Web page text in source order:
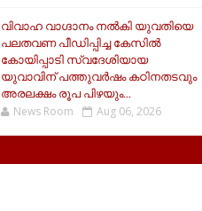
വിവാഹ വാഗ്ദാനം നൽകി യുവതിയെ
പലതവണ പീഡിപ്പിച്ച കേസിൽ
കോയിപ്പാടി സ്വദേശിയായ
യുവാവിന് പത്തുവർഷം കഠിനതടവും
അരലക്ഷം രൂപ പിഴയും...
News Room Aug 06, 2026